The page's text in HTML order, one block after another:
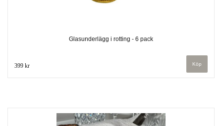
Glasunderlägg i rotting - 6 pack
399 kr